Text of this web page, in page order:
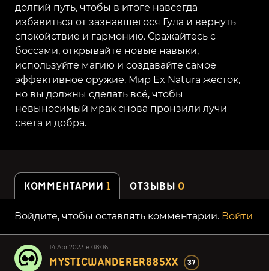
долгий путь, чтобы в итоге навсегда
избавиться от зазнавшегося Гула и вернуть
спокойствие и гармонию. Сражайтесь с
боссами, открывайте новые навыки,
используйте магию и создавайте самое
эффективное оружие. Мир Ex Natura жесток,
но вы должны сделать всё, чтобы
невыносимый мрак снова пронзили лучи
света и добра.
КОММЕНТАРИИ 1 ОТЗЫВЫ 0
Войдите, чтобы оставлять комментарии. Войти
14.Apr.2023 в 08:06
MYSTICWANDERER885XX 37